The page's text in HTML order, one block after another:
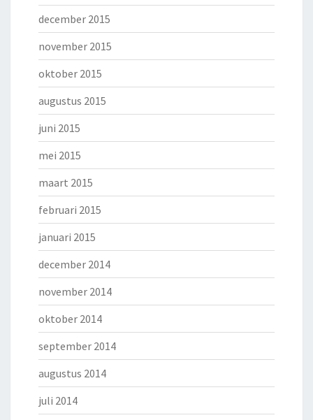
december 2015
november 2015
oktober 2015
augustus 2015
juni 2015
mei 2015
maart 2015
februari 2015
januari 2015
december 2014
november 2014
oktober 2014
september 2014
augustus 2014
juli 2014